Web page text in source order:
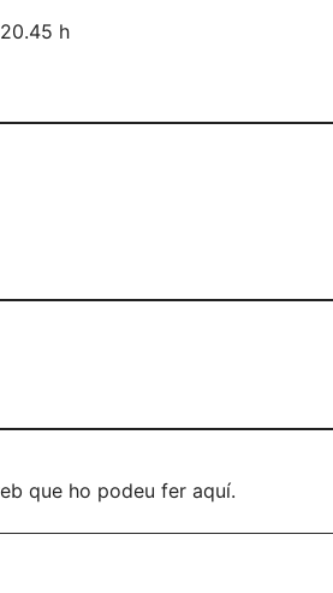
h
que ho podeu fer aquí.